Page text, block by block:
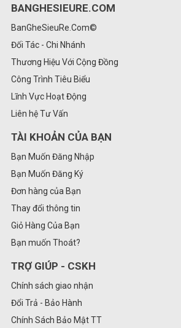
BANGHESIEURE.COM
BanGheSieuRe.Com©
Đối Tác - Chi Nhánh
Thương Hiệu Với Cộng Đồng
Công Trình Tiêu Biểu
Lĩnh Vực Hoạt Động
Liên hệ Tư Vấn
TÀI KHOẢN CỦA BẠN
Bạn Muốn Đăng Nhập
Bạn Muốn Đăng Ký
Đơn hàng của Bạn
Thay đổi thông tin
Giỏ Hàng Của Bạn
Bạn muốn Thoát?
TRỢ GIÚP - CSKH
Chính sách giao nhận
Đổi Trả - Bảo Hành
Chính Sách Bảo Mật TT